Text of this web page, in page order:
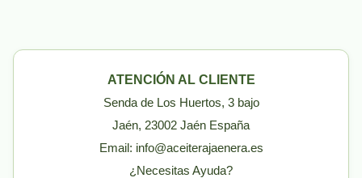
ATENCIÓN AL CLIENTE
Senda de Los Huertos, 3 bajo
Jaén, 23002 Jaén España
Email: info@aceiterajaenera.es
¿Necesitas Ayuda?